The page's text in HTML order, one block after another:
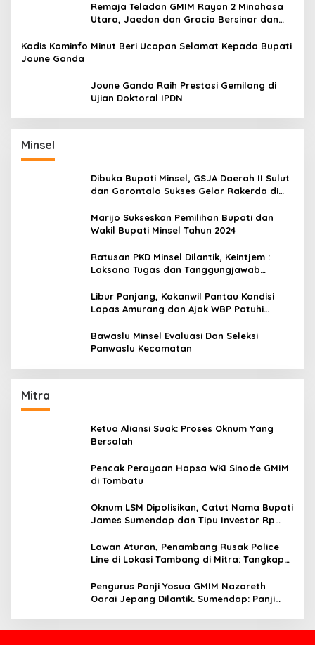
Remaja Teladan GMIM Rayon 2 Minahasa
Utara, Jaedon dan Gracia Bersinar dan
Kadis Kominfo Minut Beri Ucapan Selamat Kepada Bupati
Joune Ganda
Joune Ganda Raih Prestasi Gemilang di
Ujian Doktoral IPDN
Minsel
Dibuka Bupati Minsel, GSJA Daerah II Sulut
dan Gorontalo Sukses Gelar Rakerda di
Marijo Sukseskan Pemilihan Bupati dan
Wakil Bupati Minsel Tahun 2024
Ratusan PKD Minsel Dilantik, Keintjem :
Laksana Tugas dan Tanggungjawab
Libur Panjang, Kakanwil Pantau Kondisi
Lapas Amurang dan Ajak WBP Patuhi
Bawaslu Minsel Evaluasi Dan Seleksi
Panwaslu Kecamatan
Mitra
Ketua Aliansi Suak: Proses Oknum Yang
Bersalah
Pencak Perayaan Hapsa WKI Sinode GMIM
di Tombatu
Oknum LSM Dipolisikan, Catut Nama Bupati
James Sumendap dan Tipu Investor Rp
Lawan Aturan, Penambang Rusak Police
Line di Lokasi Tambang di Mitra: Tangkap
Pengurus Panji Yosua GMIM Nazareth
Oarai Jepang Dilantik. Sumendap: Panji